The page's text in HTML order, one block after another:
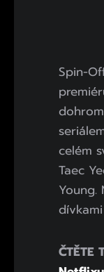
Spin-
celém
Taec
Young.
ČTĚTE